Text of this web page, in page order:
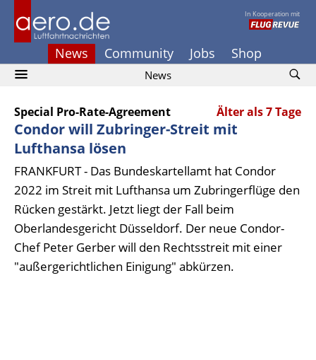
In Kooperation mit
News Community Jobs Shop
News
Special Pro-Rate-Agreement Älter als 7 Tage
Condor will Zubringer-Streit mit
Lufthansa lösen
FRANKFURT - Das Bundeskartellamt hat Condor
2022 im Streit mit Lufthansa um Zubringerflüge den
Rücken gestärkt. Jetzt liegt der Fall beim
Oberlandesgericht Düsseldorf. Der neue Condor-
Chef Peter Gerber will den Rechtsstreit mit einer
"außergerichtlichen Einigung" abkürzen.